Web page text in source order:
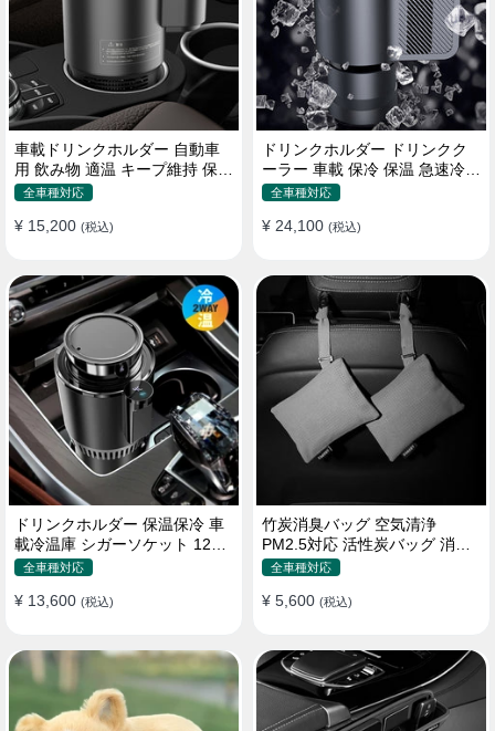
車載ドリンクホルダー 自動車
用 飲み物 適温 キープ維持 保温
冷機能付き
全車種対応
¥ 15,200 (税込)
ドリンクホルダー ドリンクク
ーラー 車載 保冷 保温 急速冷却
缶対応
全車種対応
¥ 24,100 (税込)
ドリンクホルダー 保温保冷 車
載冷温庫 シガーソケット 12V
車用 車中泊
全車種対応
¥ 13,600 (税込)
竹炭消臭バッグ 空気清浄
PM2.5対応 活性炭バッグ 消臭
車用 デオドラント 繰り返し使
全車種対応
¥ 5,600 (税込)